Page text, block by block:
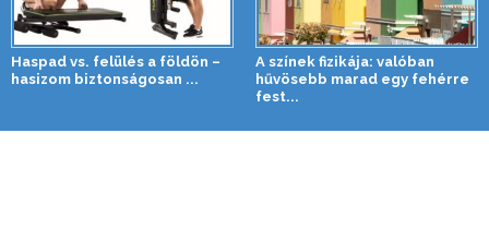
Haspad vs. felülés a földön –
hasizom biztonságosan ...
A színek fizikája: valóban
hűvösebb marad egy fehérre
fest...